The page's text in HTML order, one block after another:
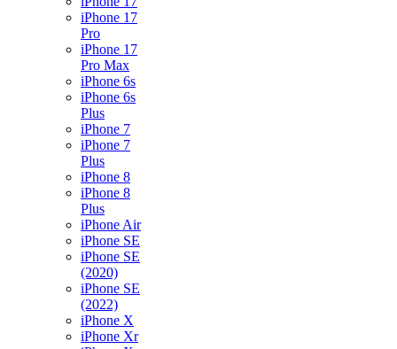
iPhone 17
Pro
iPhone 17
Pro Max
iPhone 6s
iPhone 6s
Plus
iPhone 7
iPhone 7
Plus
iPhone 8
iPhone 8
Plus
iPhone Air
iPhone SE
iPhone SE
(2020)
iPhone SE
(2022)
iPhone X
iPhone Xr